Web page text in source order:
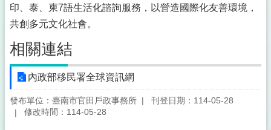
待
辦
數
詢
訊
息
印、泰、柬7語生活化諮詢服務，以營造國際化友善環境，
共創多元文化社會。
相關連結
內政部移民署全球資訊網
發布單位：臺南市官田戶政事務所
刊登日期：114-05-28
修改時間：114-05-28